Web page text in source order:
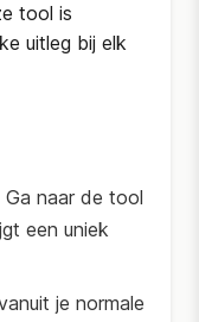
tool is
uitleg bij elk
Ga naar de tool
een uniek
je normale